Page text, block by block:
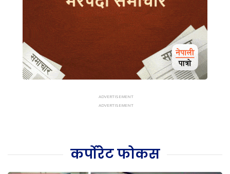
कर्पोरेट फोकस